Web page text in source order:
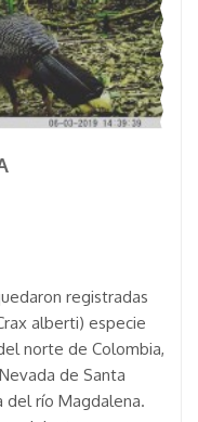
registradas
alberti) especie
norte de Colombia,
de Santa
del río Magdalena.